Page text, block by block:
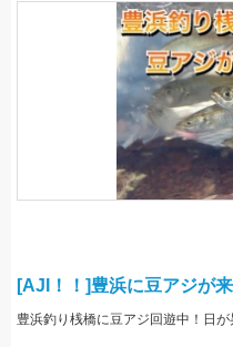
[AJI！！]豊浜に豆アジが